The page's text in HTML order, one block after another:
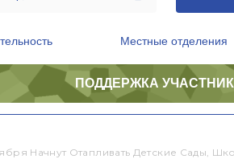
Местные отделения
ПОДДЕРЖКА
Начнут Отапливать Детские Сады,